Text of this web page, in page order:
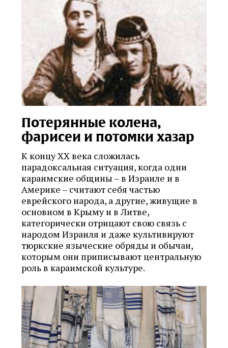
Потерянные колена,
фарисеи и потомки хазар
К концу ХХ века сложилась
парадоксальная ситуация, когда одни
караимские общины – в Израиле и в
Америке – считают себя частью
еврейского народа, а другие, живущие в
основном в Крыму и в Литве,
категорически отрицают свою связь с
народом Израиля и даже культивируют
тюркские языческие обряды и обычаи,
которым они приписывают центральную
роль в караимской культуре.